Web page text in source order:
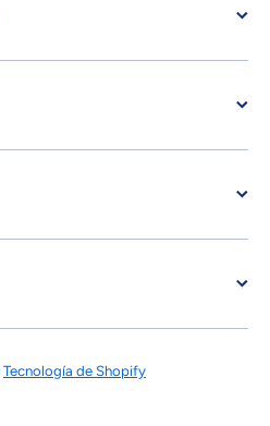
Tecnología de Shopify